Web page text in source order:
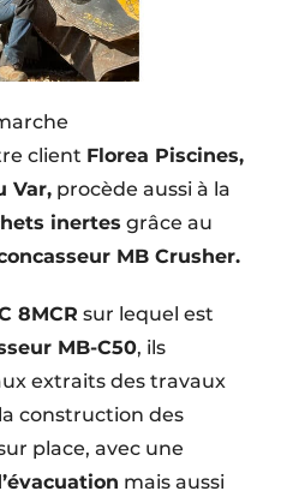
client Florea Piscines,
Var, procède aussi à la
inertes grâce au
MB Crusher.
8MCR sur lequel est
MB-C50, ils
extraits des travaux
construction des
place, avec une
mais aussi